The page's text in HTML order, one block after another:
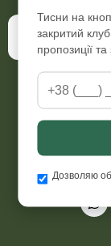
Тисни на
закритий
пропозиції та
Дозволяю
Сб